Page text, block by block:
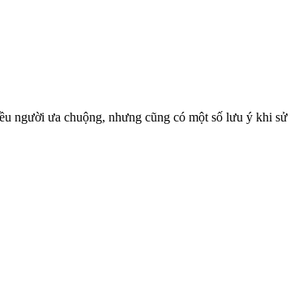
người ưa chuộng, nhưng cũng có một số lưu ý khi sử